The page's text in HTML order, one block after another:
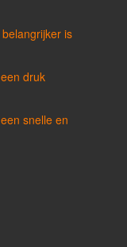
is
druk
snelle en